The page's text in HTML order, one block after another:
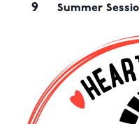
9 Summer